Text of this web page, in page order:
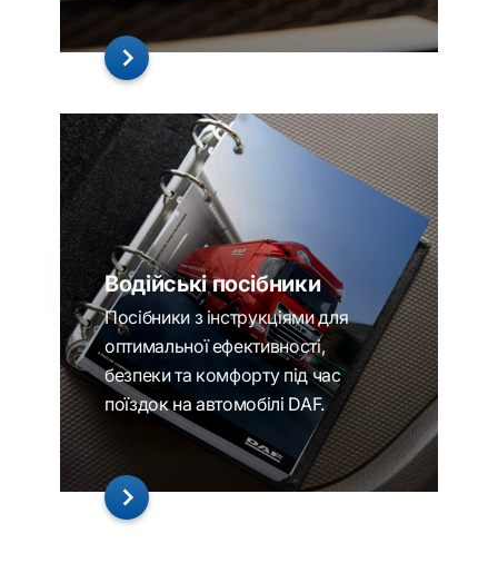
Водійські посібники
Посібники з інструкціями для
оптимальної ефективності,
безпеки та комфорту під час
поїздок на автомобілі DAF.